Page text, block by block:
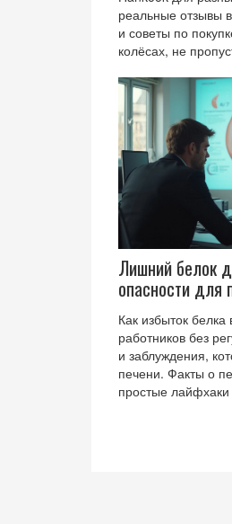
реальные отзывы
и советы по
колёсах, не
нашего климата.
износостойкости
честно, без
Лишний белок
опасности для
физической
Как избыток
работников без
и заблуждения,
печени. Факты о
простые